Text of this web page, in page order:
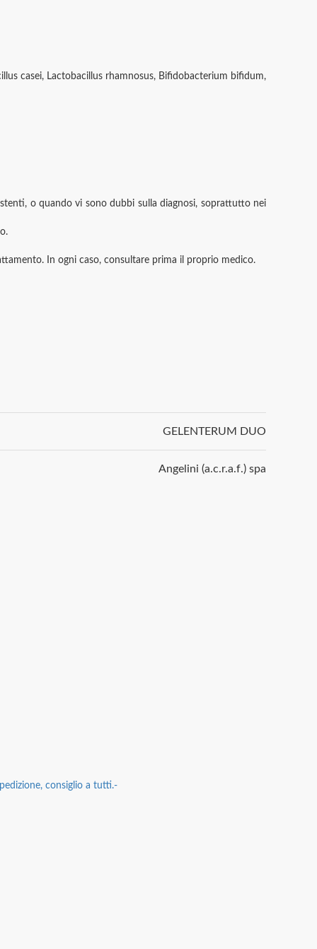
casei, Lactobacillus rhamnosus, Bifidobacterium bifidum,
o quando vi sono dubbi sulla diagnosi, soprattutto nei
In ogni caso, consultare prima il proprio medico.
GELENTERUM DUO
Angelini (a.c.r.a.f.) spa
consiglio a tutti.-